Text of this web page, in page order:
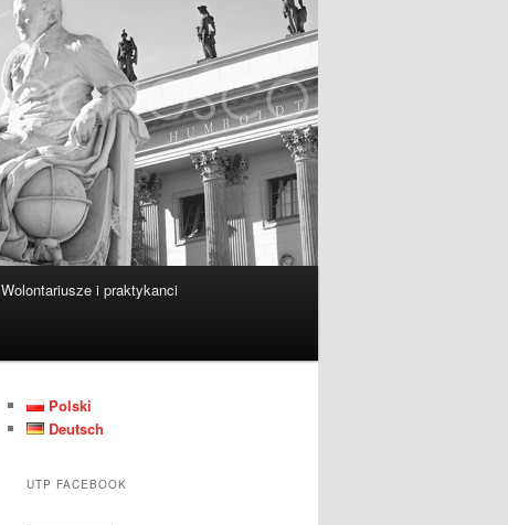
Wolontariusze i praktykanci
Polski
Deutsch
UTP FACEBOOK